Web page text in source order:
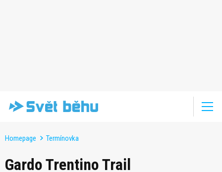
Homepage Termínovka
Gardo Trentino Trail